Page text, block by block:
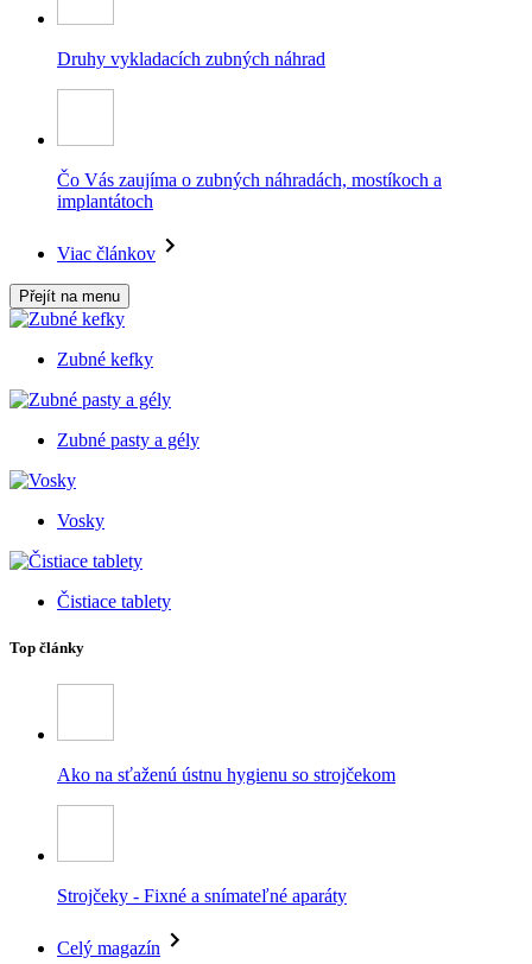
Druhy vykladacích zubných náhrad
Čo Vás zaujíma o zubných náhradách, mostíkoch a
implantátoch
Viac článkov
Přejít na menu
Zubné kefky
Zubné pasty a gély
Vosky
Čistiace tablety
Top články
Ako na sťaženú ústnu hygienu so strojčekom
Strojčeky - Fixné a snímateľné aparáty
Celý magazín